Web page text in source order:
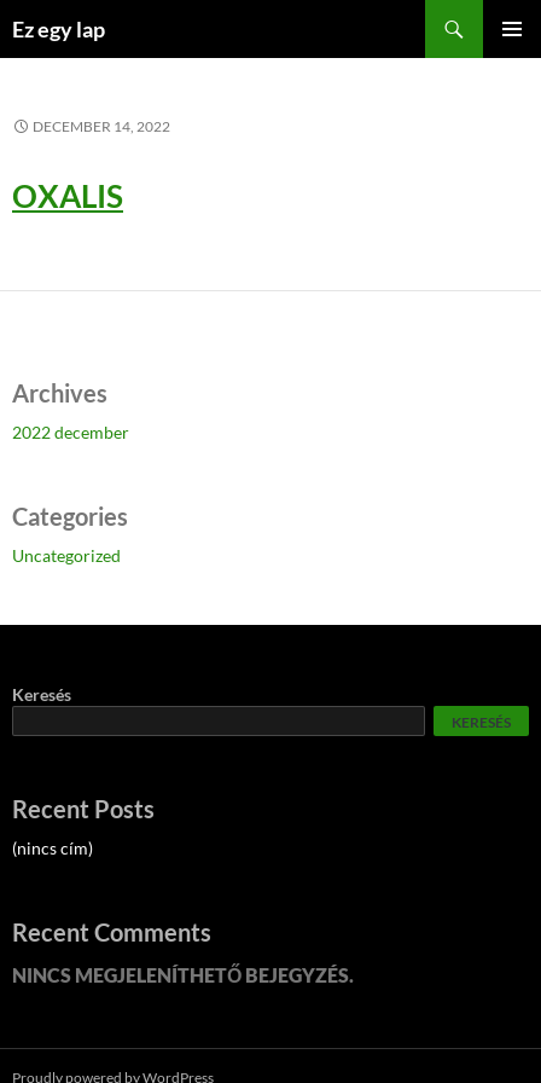
Ez egy lap
DECEMBER 14, 2022
OXALIS
Archives
2022 december
Categories
Uncategorized
Keresés
KERESÉS
Recent Posts
(nincs cím)
Recent Comments
NINCS MEGJELENÍTHETŐ BEJEGYZÉS.
Proudly powered by WordPress